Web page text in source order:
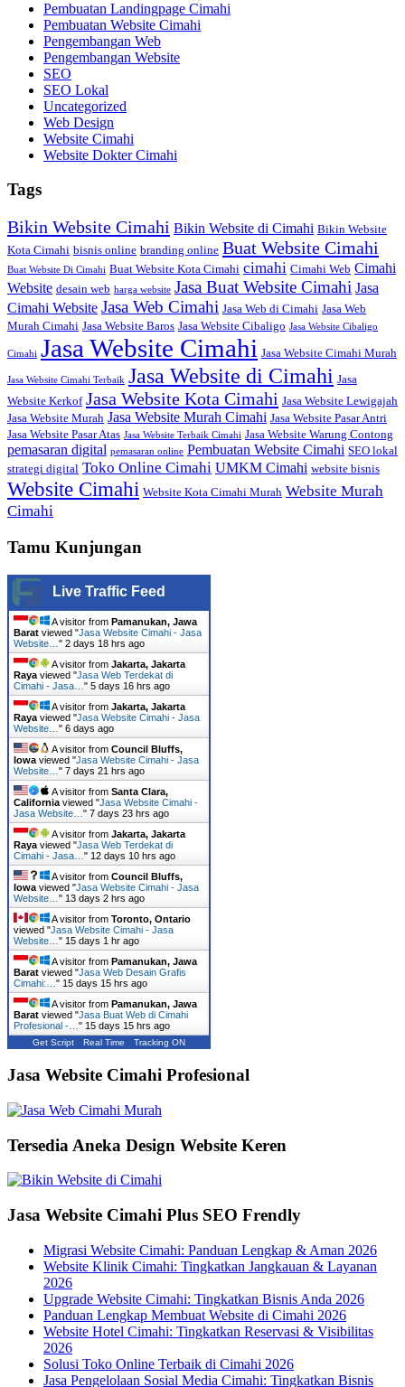
Pembuatan Landingpage Cimahi
Pembuatan Website Cimahi
Pengembangan Web
Pengembangan Website
SEO
SEO Lokal
Uncategorized
Web Design
Website Cimahi
Website Dokter Cimahi
Tags
Bikin Website Cimahi Bikin Website di Cimahi Bikin Website
Kota Cimahi bisnis online branding online Buat Website Cimahi
Buat Website Di Cimahi Buat Website Kota Cimahi cimahi Cimahi Web Cimahi
Website desain web harga website Jasa Buat Website Cimahi Jasa
Cimahi Website Jasa Web Cimahi Jasa Web di Cimahi Jasa Web
Murah Cimahi Jasa Website Baros Jasa Website Cibaligo Jasa Website Cibaligo
Cimahi Jasa Website Cimahi Jasa Website Cimahi Murah
Jasa Website Cimahi Terbaik Jasa Website di Cimahi Jasa
Website Kerkof Jasa Website Kota Cimahi Jasa Website Lewigajah
Jasa Website Murah Jasa Website Murah Cimahi Jasa Website Pasar Antri
Jasa Website Pasar Atas Jasa Website Terbaik Cimahi Jasa Website Warung Contong
pemasaran digital pemasaran online Pembuatan Website Cimahi SEO lokal
strategi digital Toko Online Cimahi UMKM Cimahi website bisnis
Website Cimahi Website Kota Cimahi Murah Website Murah
Cimahi
Tamu Kunjungan
Live Traffic Feed
A visitor from Pamanukan, Jawa
Barat viewed "Jasa Website Cimahi - Jasa
Website… " 2 days 18 hrs ago
A visitor from Jakarta, Jakarta
Raya viewed "Jasa Web Terdekat di
Cimahi - Jasa… " 5 days 16 hrs ago
A visitor from Jakarta, Jakarta
Raya viewed "Jasa Website Cimahi - Jasa
Website… " 6 days ago
A visitor from Council Bluffs,
Iowa viewed "Jasa Website Cimahi - Jasa
Website… " 7 days 21 hrs ago
A visitor from Santa Clara,
California viewed "Jasa Website Cimahi -
Jasa Website… " 7 days 23 hrs ago
A visitor from Jakarta, Jakarta
Raya viewed "Jasa Web Terdekat di
Cimahi - Jasa… " 12 days 10 hrs ago
A visitor from Council Bluffs,
Iowa viewed "Jasa Website Cimahi - Jasa
Website… " 13 days 2 hrs ago
A visitor from Toronto, Ontario
viewed "Jasa Website Cimahi - Jasa
Website… " 15 days 1 hr ago
A visitor from Pamanukan, Jawa
Barat viewed "Jasa Web Desain Grafis
Cimahi:… " 15 days 15 hrs ago
A visitor from Pamanukan, Jawa
Barat viewed "Jasa Buat Web di Cimahi
Profesional -… " 15 days 15 hrs ago
Get Script Real Time Tracking ON
Jasa Website Cimahi Profesional
Tersedia Aneka Design Website Keren
Jasa Website Cimahi Plus SEO Frendly
Migrasi Website Cimahi: Panduan Lengkap & Aman 2026
Website Klinik Cimahi: Tingkatkan Jangkauan & Layanan
2026
Upgrade Website Cimahi: Tingkatkan Bisnis Anda 2026
Panduan Lengkap Membuat Website di Cimahi 2026
Website Hotel Cimahi: Tingkatkan Reservasi & Visibilitas
2026
Solusi Toko Online Terbaik di Cimahi 2026
Jasa Pengelolaan Sosial Media Cimahi: Tingkatkan Bisnis